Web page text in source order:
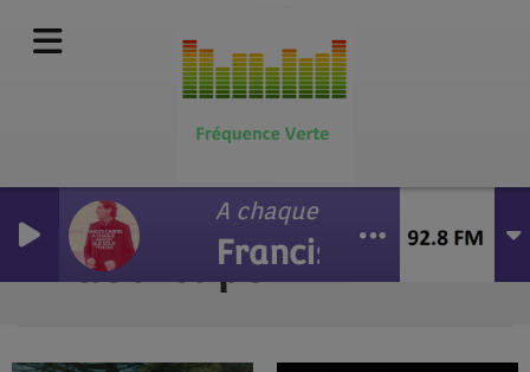
A chaque amour que nous
Francis Cabrel
Vidéo-clips